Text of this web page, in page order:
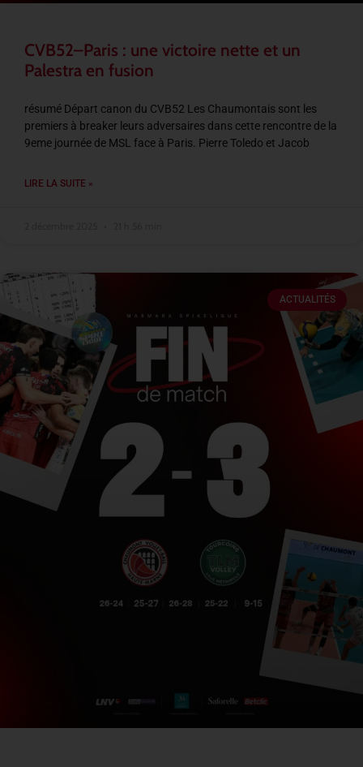
CVB52–Paris : une victoire nette et un
Palestra en fusion
résumé Départ canon du CVB52 Les Chaumontais sont les
premiers à breaker leurs adversaires dans cette rencontre de la
9eme journée de MSL face à Paris. Pierre Toledo et Jacob
LIRE LA SUITE »
ACTUALITÉS